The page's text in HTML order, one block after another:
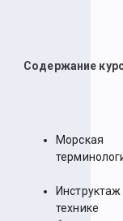
Содержание
Морская
Инструктаж
технике